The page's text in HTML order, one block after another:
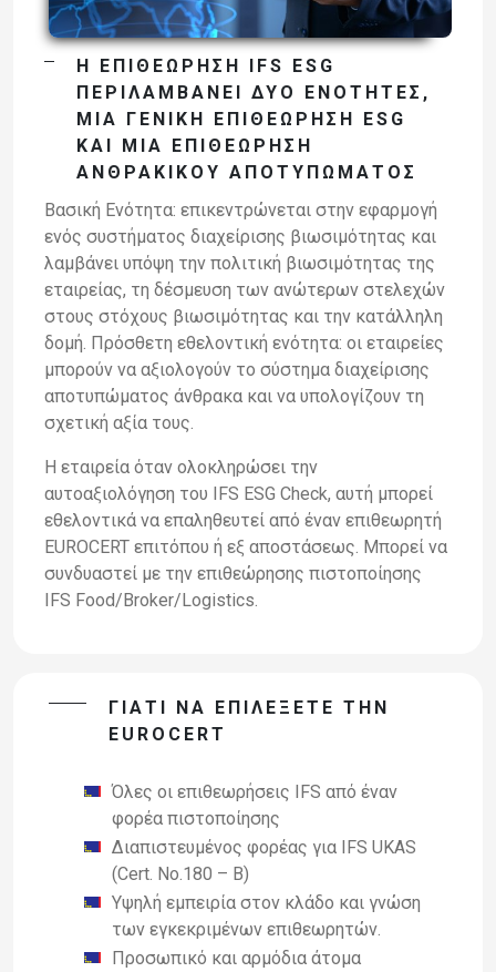
Η ΕΠΙΘΕΏΡΗΣΗ IFS ESG
ΠΕΡΙΛΑΜΒΆΝΕΙ ΔΎΟ ΕΝΌΤΗΤΕΣ,
ΜΙΑ ΓΕΝΙΚΉ ΕΠΙΘΕΏΡΗΣΗ ESG
ΚΑΙ ΜΙΑ ΕΠΙΘΕΏΡΗΣΗ
ΑΝΘΡΑΚΙΚΟΎ ΑΠΟΤΥΠΏΜΑΤΟΣ
Βασική Ενότητα: επικεντρώνεται στην εφαρμογή
ενός συστήματος διαχείρισης βιωσιμότητας και
λαμβάνει υπόψη την πολιτική βιωσιμότητας της
εταιρείας, τη δέσμευση των ανώτερων στελεχών
στους στόχους βιωσιμότητας και την κατάλληλη
δομή. Πρόσθετη εθελοντική ενότητα: οι εταιρείες
μπορούν να αξιολογούν το σύστημα διαχείρισης
αποτυπώματος άνθρακα και να υπολογίζουν τη
σχετική αξία τους.
Η εταιρεία όταν ολοκληρώσει την
αυτοαξιολόγηση του IFS ESG Check, αυτή μπορεί
εθελοντικά να επαληθευτεί από έναν επιθεωρητή
EUROCERT επιτόπου ή εξ αποστάσεως. Μπορεί να
συνδυαστεί με την επιθεώρησης πιστοποίησης
IFS Food/Broker/Logistics.
ΓΙΑΤΙ ΝΑ ΕΠΙΛΕΞΕΤΕ ΤΗΝ
EUROCERT
Όλες οι επιθεωρήσεις IFS από έναν
φορέα πιστοποίησης
Διαπιστευμένος φορέας για IFS UKAS
(Cert. No.180 – B)
Υψηλή εμπειρία στον κλάδο και γνώση
των εγκεκριμένων επιθεωρητών.
Προσωπικό και αρμόδια άτομα